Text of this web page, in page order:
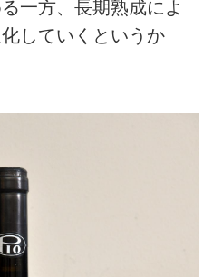
一方、長期熟成によ
していくというか